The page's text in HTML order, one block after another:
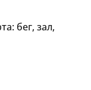
бег, зал,